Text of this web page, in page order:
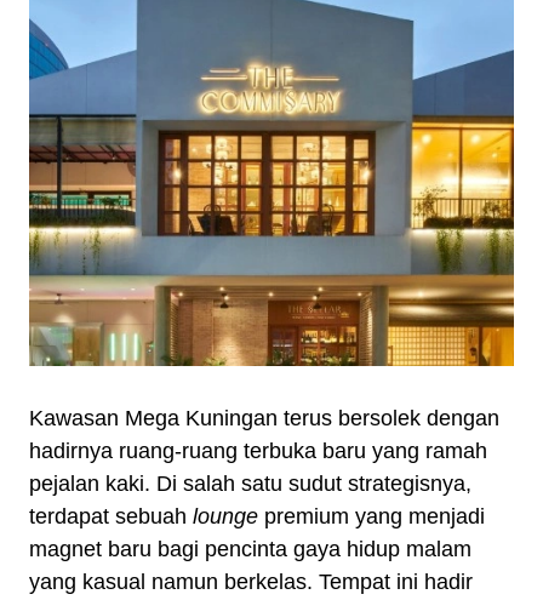
Kawasan Mega Kuningan terus bersolek dengan
hadirnya ruang-ruang terbuka baru yang ramah
pejalan kaki. Di salah satu sudut strategisnya,
terdapat sebuah lounge premium yang menjadi
magnet baru bagi pencinta gaya hidup malam
yang kasual namun berkelas. Tempat ini hadir